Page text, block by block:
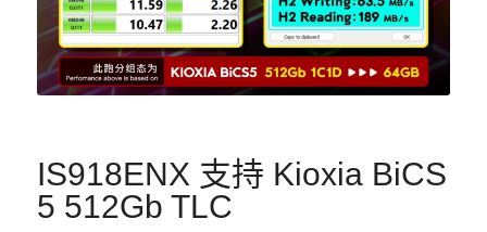
IS918ENX 支持 Kioxia BiCS
5 512Gb TLC